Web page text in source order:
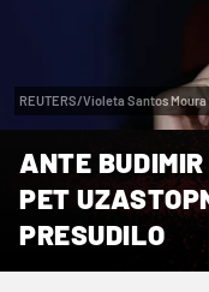
REUTERS/Violeta Santos Moura
ANTE
PET
PRESUDILO